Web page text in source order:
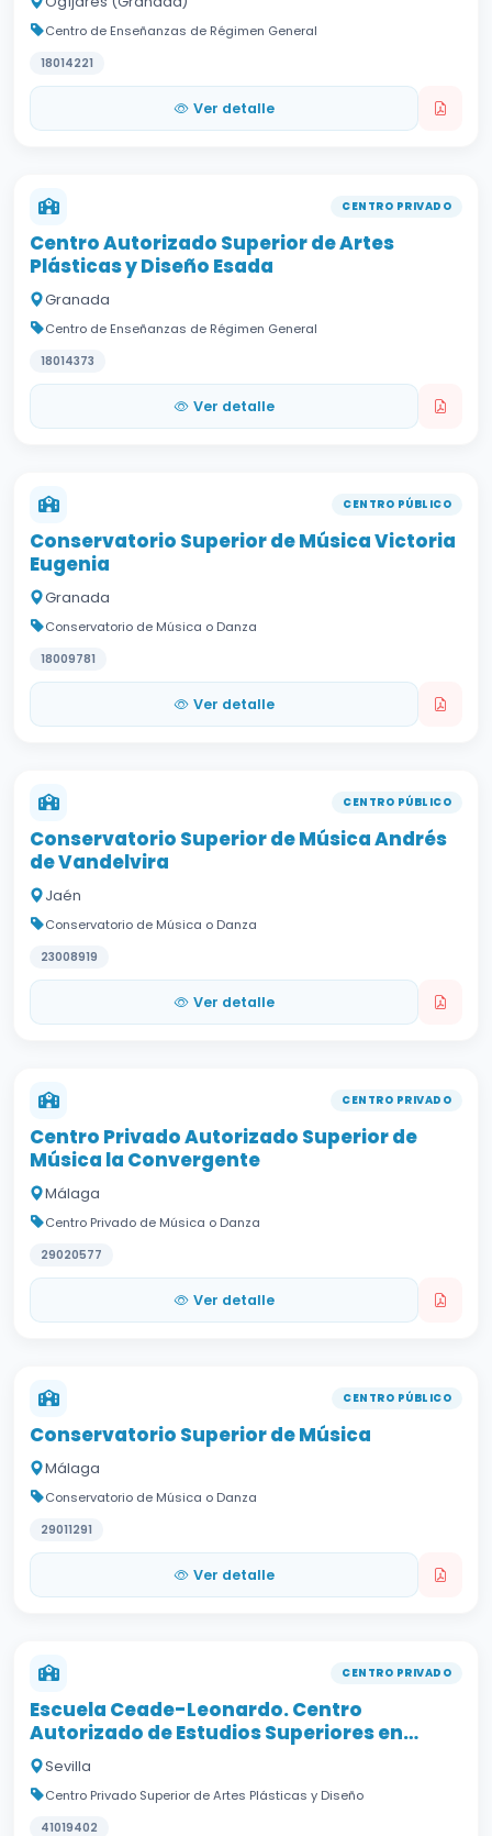
Centro de Enseñanzas de Régimen General
18014221
Ver detalle
CENTRO PRIVADO
Centro Autorizado Superior de Artes
Plásticas y Diseño Esada
Granada
Centro de Enseñanzas de Régimen General
18014373
Ver detalle
CENTRO PÚBLICO
Conservatorio Superior de Música Victoria
Eugenia
Granada
Conservatorio de Música o Danza
18009781
Ver detalle
CENTRO PÚBLICO
Conservatorio Superior de Música Andrés
de Vandelvira
Jaén
Conservatorio de Música o Danza
23008919
Ver detalle
CENTRO PRIVADO
Centro Privado Autorizado Superior de
Música la Convergente
Málaga
Centro Privado de Música o Danza
29020577
Ver detalle
CENTRO PÚBLICO
Conservatorio Superior de Música
Málaga
Conservatorio de Música o Danza
29011291
Ver detalle
CENTRO PRIVADO
Escuela Ceade-Leonardo. Centro
Autorizado de Estudios Superiores en
Diseño
Sevilla
Centro Privado Superior de Artes Plásticas y Diseño
41019402